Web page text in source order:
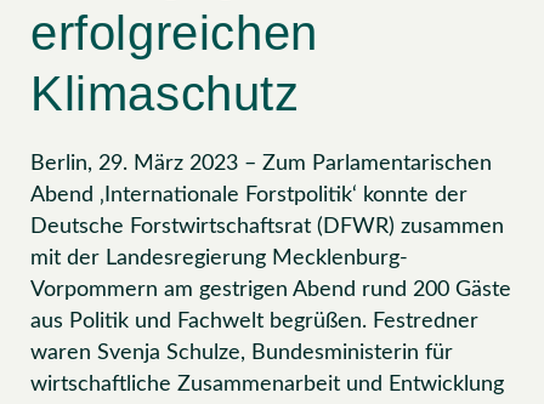
erfolgreichen
Klimaschutz
Berlin, 29. März 2023 – Zum Parlamentarischen
Abend ‚Internationale Forstpolitik‘ konnte der
Deutsche Forstwirtschaftsrat (DFWR) zusammen
mit der Landesregierung Mecklenburg-
Vorpommern am gestrigen Abend rund 200 Gäste
aus Politik und Fachwelt begrüßen. Festredner
waren Svenja Schulze, Bundesministerin für
wirtschaftliche Zusammenarbeit und Entwicklung